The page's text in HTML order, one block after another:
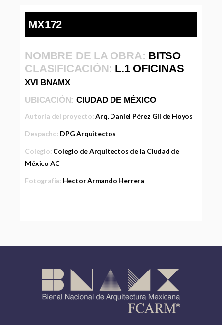
MX172
NOMBRE DE LA OBRA: BITSO
CLASIFICACIÓN: L.1 OFICINAS
XVI BNAMX
UBICACIÓN: CIUDAD DE MÉXICO
Autoría del proyecto:Arq. Daniel Pérez Gíl de Hoyos
Despacho: DPG Arquitectos
Colegio: Colegio de Arquitectos de la Ciudad de
México AC
Fotografía: Hector Armando Herrera